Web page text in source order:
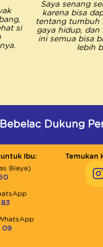
si
Saya senang
karena bisa
tentang tumbuh
gaya hidup, dan
ini semua bisa
lebih
Bebelac Dukung
Ibu:
Biaya)
09
Temukan